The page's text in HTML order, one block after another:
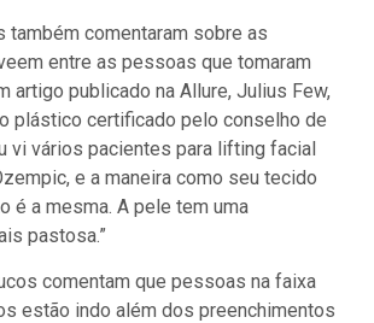
também comentaram sobre as
entre as pessoas que tomaram
artigo publicado na Allure, Julius Few,
plástico certificado pelo conselho de
vi vários pacientes para lifting facial
e a maneira como seu tecido
é a mesma. A pele tem uma
pastosa.”
comentam que pessoas na faixa
estão indo além dos preenchimentos